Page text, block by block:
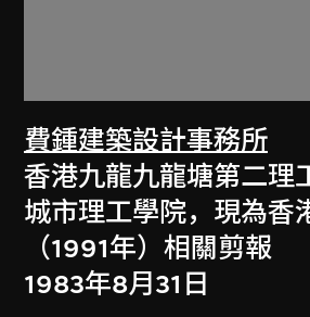
費鍾建築設計事務所
香港九龍九龍塘第二理
城市理工學院，現為香
（1991年）相關剪報
1983年8月31日